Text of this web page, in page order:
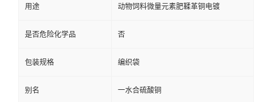
用途 动物饲料微量元素肥鞣革铜电镀
是否危险化学品 否
包装规格 编织袋
别名 一水合硫酸铜